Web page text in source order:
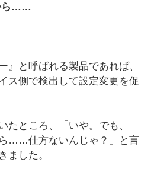
ら……
』と呼ばれる製品であれば、
ス側で検出して設定変更を促
たところ、「いや。でも、
……仕方ないんじゃ？」と言
ました。